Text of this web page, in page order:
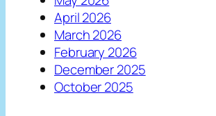
April 2026
March 2026
February 2026
December 2025
October 2025